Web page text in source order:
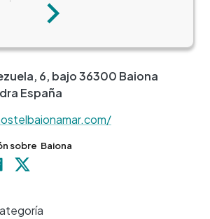
Seguinte
6, bajo36300 Baiona
España
sobre Baiona